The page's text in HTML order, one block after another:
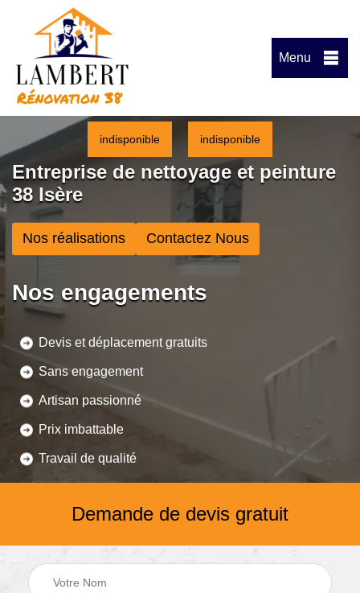
Menu
indisponible indisponible
Entreprise de nettoyage et peinture
38 Isère
Nos réalisations Contactez Nous
Nos engagements
Devis et déplacement gratuits
Sans engagement
Artisan passionné
Prix imbattable
Travail de qualité
Demande de devis gratuit